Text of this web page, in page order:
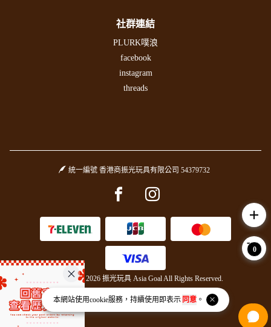
本網站使用cookie服務，持續使用即表示 同意。
社群連結
PLURK噗浪
facebook
instagram
threads
統一編號 香港商振光玩具有限公司 54379732
Facebook pageInstagram page
Copyright © 2026 振光玩具 Asia Goal All Rights Reserved.
Powered byBVSHOP.
add
0